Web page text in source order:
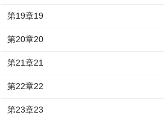
第19章19
第20章20
第21章21
第22章22
第23章23